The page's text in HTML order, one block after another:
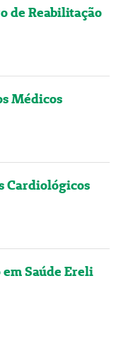
de Reabilitação
Médicos
Cardiológicos
Saúde Ereli